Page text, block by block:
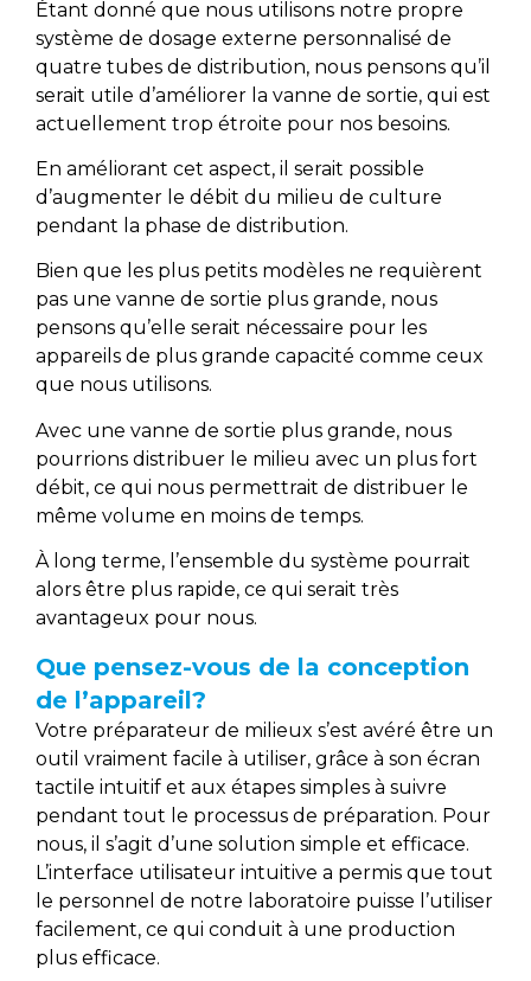
Étant donné que nous utilisons notre propre
système de dosage externe personnalisé de
quatre tubes de distribution, nous pensons qu’il
serait utile d’améliorer la vanne de sortie, qui est
actuellement trop étroite pour nos besoins.
En améliorant cet aspect, il serait possible
d’augmenter le débit du milieu de culture
pendant la phase de distribution.
Bien que les plus petits modèles ne requièrent
pas une vanne de sortie plus grande, nous
pensons qu’elle serait nécessaire pour les
appareils de plus grande capacité comme ceux
que nous utilisons.
Avec une vanne de sortie plus grande, nous
pourrions distribuer le milieu avec un plus fort
débit, ce qui nous permettrait de distribuer le
même volume en moins de temps.
À long terme, l’ensemble du système pourrait
alors être plus rapide, ce qui serait très
avantageux pour nous.
Que pensez-vous de la conception
de l’appareil?
Votre préparateur de milieux s’est avéré être un
outil vraiment facile à utiliser, grâce à son écran
tactile intuitif et aux étapes simples à suivre
pendant tout le processus de préparation. Pour
nous, il s’agit d’une solution simple et efficace.
L’interface utilisateur intuitive a permis que tout
le personnel de notre laboratoire puisse l’utiliser
facilement, ce qui conduit à une production
plus efficace.